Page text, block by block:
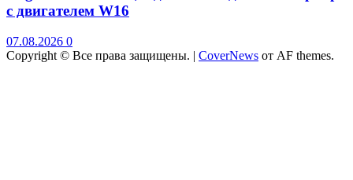
с двигателем W16
07.08.2026 0
Copyright © Все права защищены. | CoverNews от AF themes.